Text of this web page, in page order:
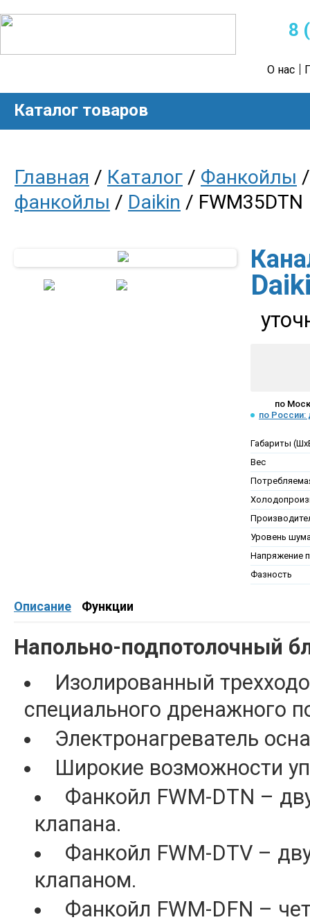
8
О нас
Каталог товаров
Главная / Каталог / Фанкойлы
фанкойлы / Daikin / FWM35DTN
по
по России:
Габариты
Вес
Уровень
Напряжение
Фазность
Описание Функции
Напольно-подпотолочный
Изолированный
специального дренажного
Электронагреватель
Широкие возможности
Фанкойл FWM-DTN –
клапана.
Фанкойл FWM-DTV –
клапаном.
Фанкойл FWM-DFN –